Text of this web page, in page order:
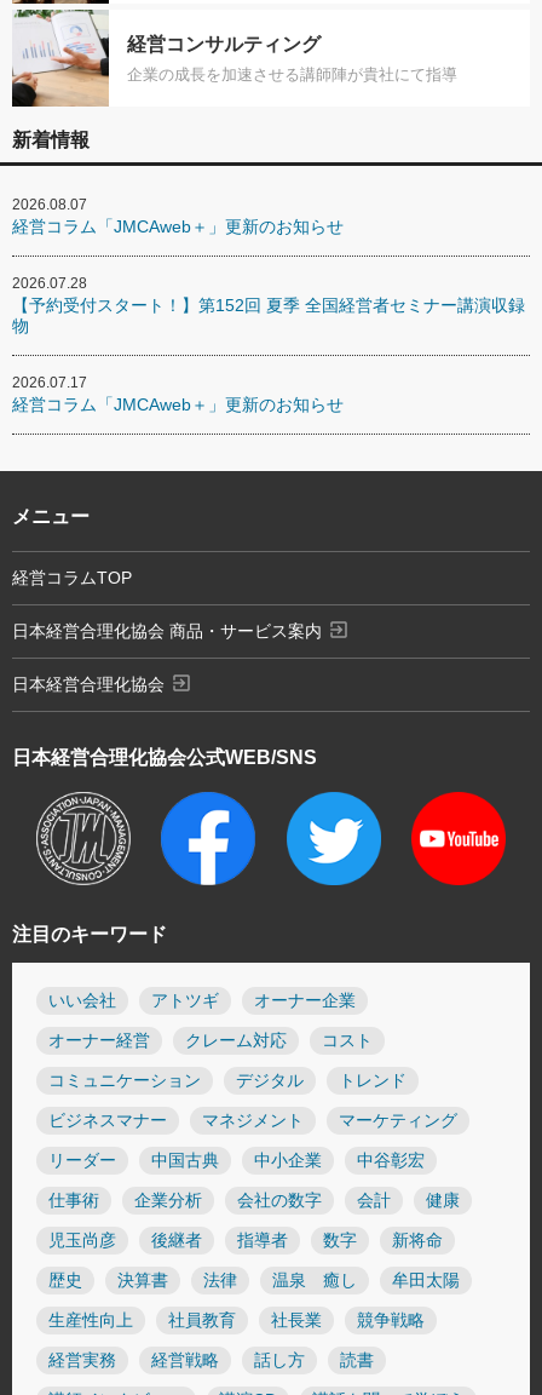
経営コンサルティング
企業の成長を加速させる講師陣が貴社にて指導
新着情報
2026.08.07
経営コラム「JMCAweb＋」更新のお知らせ
2026.07.28
【予約受付スタート！】第152回 夏季 全国経営者セミナー講演収録
物
2026.07.17
経営コラム「JMCAweb＋」更新のお知らせ
注目のキーワード
いい会社 アトツギ オーナー企業
オーナー経営 クレーム対応 コスト
コミュニケーション デジタル トレンド
ビジネスマナー マネジメント マーケティング
リーダー 中国古典 中小企業 中谷彰宏
仕事術 企業分析 会社の数字 会計 健康
児玉尚彦 後継者 指導者 数字 新将命
歴史 決算書 法律 温泉 癒し 牟田太陽
生産性向上 社員教育 社長業 競争戦略
経営実務 経営戦略 話し方 読書
日本経営合理化協会公式WEB/SNS
メニュー
経営コラムTOP
日本経営合理化協会 商品・サービス案内 exit_to_app
日本経営合理化協会 exit_to_app